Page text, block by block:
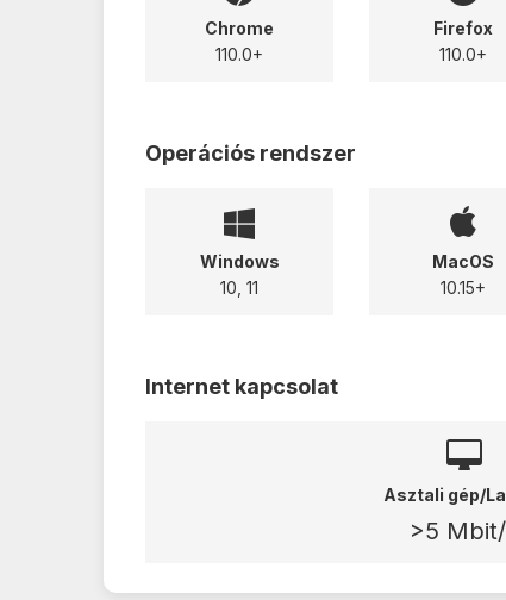
Chrome
110.0+
Firefox
110.0+
Operációs rendszer
Windows
10, 11
MacOS
10.15+
Internet kapcsolat
Asztali gép/
>5